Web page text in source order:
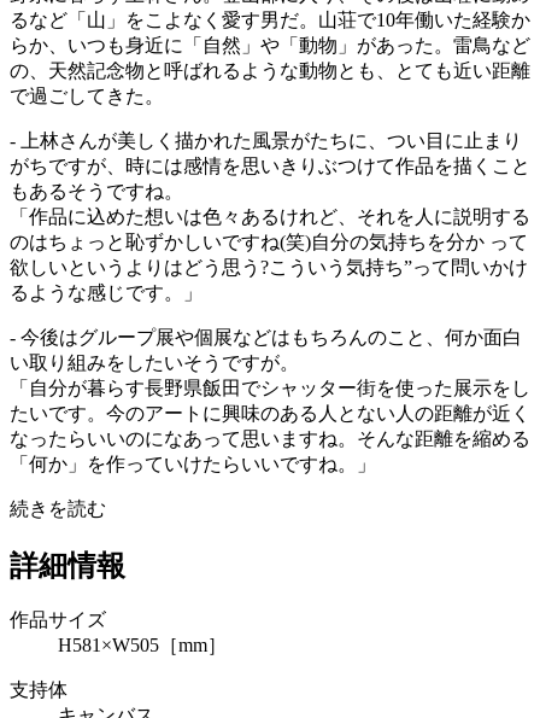
るなど「山」をこよなく愛す男だ。山荘で10年働いた経験か
らか、いつも身近に「自然」や「動物」があった。雷鳥など
の、天然記念物と呼ばれるような動物とも、とても近い距離
で過ごしてきた。
- 上林さんが美しく描かれた風景がたちに、つい目に止まり
がちですが、時には感情を思いきりぶつけて作品を描くこと
もあるそうですね。
「作品に込めた想いは色々あるけれど、それを人に説明する
のはちょっと恥ずかしいですね(笑)自分の気持ちを分か って
欲しいというよりはどう思う?こういう気持ち”って問いかけ
るような感じです。」
- 今後はグループ展や個展などはもちろんのこと、何か面白
い取り組みをしたいそうですが。
「自分が暮らす長野県飯田でシャッター街を使った展示をし
たいです。今のアートに興味のある人とない人の距離が近く
なったらいいのになあって思いますね。そんな距離を縮める
「何か」を作っていけたらいいですね。」
続きを読む
詳細情報
作品サイズ
H581×W505［mm］
支持体